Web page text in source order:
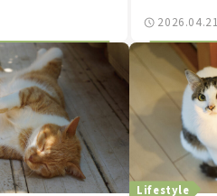
応するスゴイや
2026.04.21
Lifestyle